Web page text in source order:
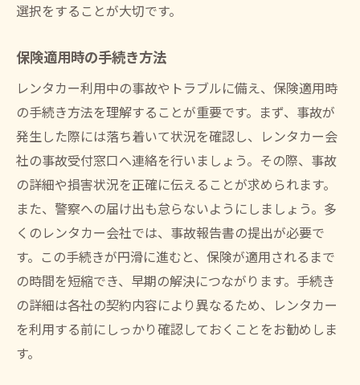
選択をすることが大切です。
保険適用時の手続き方法
レンタカー利用中の事故やトラブルに備え、保険適用時
の手続き方法を理解することが重要です。まず、事故が
発生した際には落ち着いて状況を確認し、レンタカー会
社の事故受付窓口へ連絡を行いましょう。その際、事故
の詳細や損害状況を正確に伝えることが求められます。
また、警察への届け出も怠らないようにしましょう。多
くのレンタカー会社では、事故報告書の提出が必要で
す。この手続きが円滑に進むと、保険が適用されるまで
の時間を短縮でき、早期の解決につながります。手続き
の詳細は各社の契約内容により異なるため、レンタカー
を利用する前にしっかり確認しておくことをお勧めしま
す。